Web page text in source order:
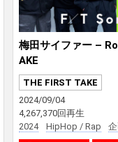
梅田サイファー –
AKE
THE FIRST TAKE
2024/09/04
4,267,370回再生
2024
HipHop / Rap